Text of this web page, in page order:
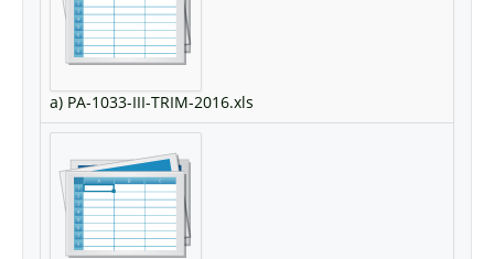
a) PA-1033-III-TRIM-2016.xls